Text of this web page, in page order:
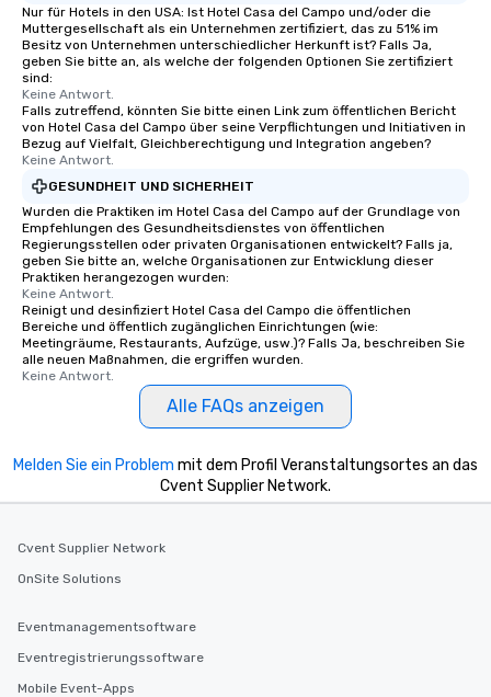
Nur für Hotels in den USA: Ist Hotel Casa del Campo und/oder die
Muttergesellschaft als ein Unternehmen zertifiziert, das zu 51% im
Besitz von Unternehmen unterschiedlicher Herkunft ist? Falls Ja,
geben Sie bitte an, als welche der folgenden Optionen Sie zertifiziert
sind:
Keine Antwort.
Falls zutreffend, könnten Sie bitte einen Link zum öffentlichen Bericht
von Hotel Casa del Campo über seine Verpflichtungen und Initiativen in
Bezug auf Vielfalt, Gleichberechtigung und Integration angeben?
Keine Antwort.
GESUNDHEIT UND SICHERHEIT
Wurden die Praktiken im Hotel Casa del Campo auf der Grundlage von
Empfehlungen des Gesundheitsdienstes von öffentlichen
Regierungsstellen oder privaten Organisationen entwickelt? Falls ja,
geben Sie bitte an, welche Organisationen zur Entwicklung dieser
Praktiken herangezogen wurden:
Keine Antwort.
Reinigt und desinfiziert Hotel Casa del Campo die öffentlichen
Bereiche und öffentlich zugänglichen Einrichtungen (wie:
Meetingräume, Restaurants, Aufzüge, usw.)? Falls Ja, beschreiben Sie
alle neuen Maßnahmen, die ergriffen wurden.
Keine Antwort.
Alle FAQs anzeigen
Melden Sie ein Problem mit dem Profil Veranstaltungsortes an das
Cvent Supplier Network.
Cvent Supplier Network
OnSite Solutions
Eventmanagementsoftware
Eventregistrierungssoftware
Mobile Event-Apps